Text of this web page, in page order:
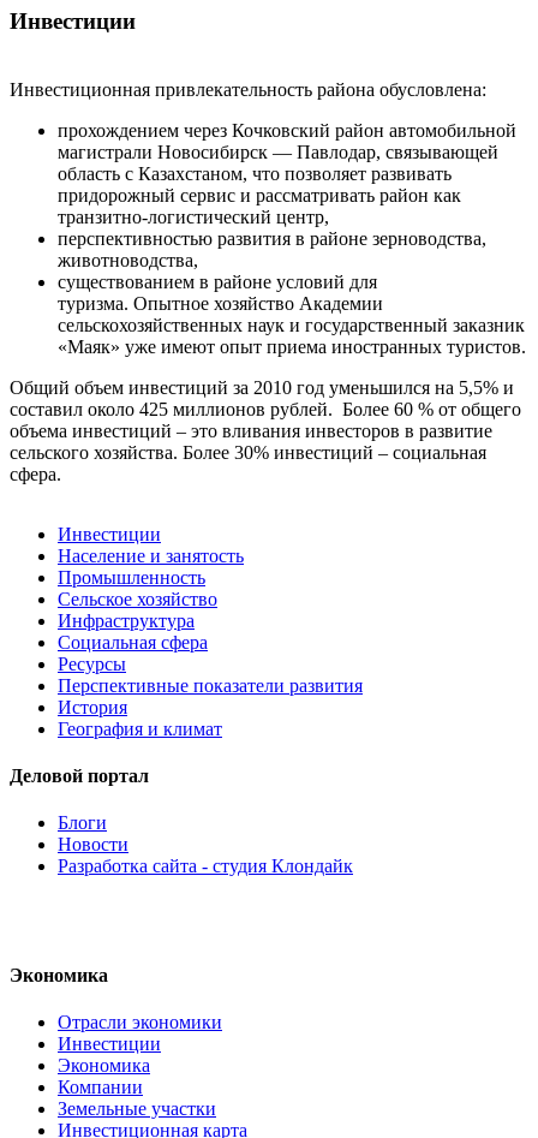
Инвестиции
Инвестиционная привлекательность района обусловлена:
прохождением через Кочковский район автомобильной
магистрали Новосибирск — Павлодар, связывающей
область с Казахстаном, что позволяет развивать
придорожный сервис и рассматривать район как
транзитно-логистический центр,
перспективностью развития в районе зерноводства,
животноводства,
существованием в районе условий для
туризма. Опытное хозяйство Академии
сельскохозяйственных наук и государственный заказник
«Маяк» уже имеют опыт приема иностранных туристов.
Общий объем инвестиций за 2010 год уменьшился на 5,5% и
составил около 425 миллионов рублей. Более 60 % от общего
объема инвестиций – это вливания инвесторов в развитие
сельского хозяйства. Более 30% инвестиций – социальная
сфера.
Инвестиции
Население и занятость
Промышленность
Сельское хозяйство
Инфраструктура
Социальная сфера
Ресурсы
Перспективные показатели развития
История
География и климат
Деловой портал
Блоги
Новости
Разработка сайта - студия Клондайк
Экономика
Отрасли экономики
Инвестиции
Экономика
Компании
Земельные участки
Инвестиционная карта